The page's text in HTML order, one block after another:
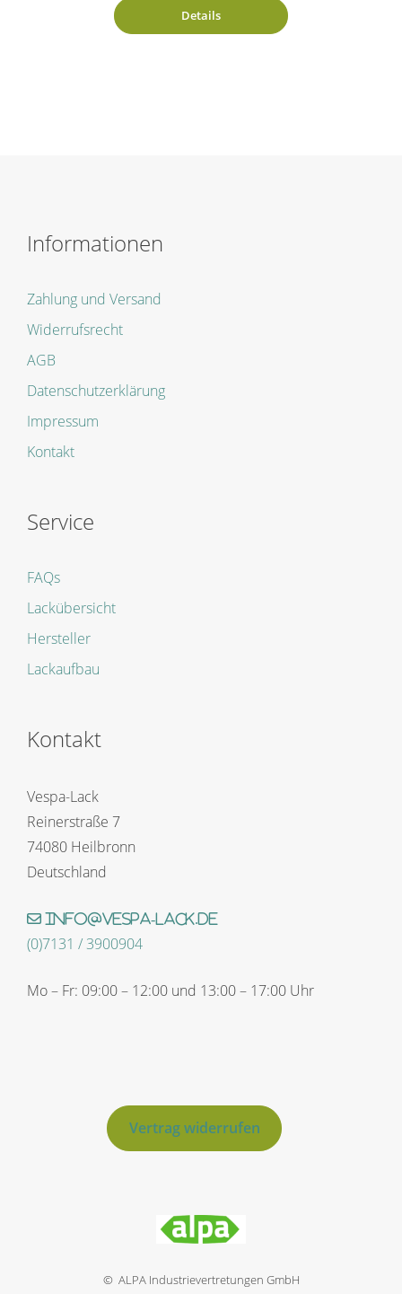
Details
Informationen
Zahlung und Versand
Widerrufsrecht
AGB
Datenschutzerklärung
Impressum
Kontakt
Service
FAQs
Lackübersicht
Hersteller
Lackaufbau
Kontakt
Vespa-Lack
Reinerstraße 7
74080 Heilbronn
Deutschland
info@vespa-lack.de
(0)7131 / 3900904
Mo – Fr: 09:00 – 12:00 und 13:00 – 17:00 Uhr
Vertrag widerrufen
© ALPA Industrievertretungen GmbH